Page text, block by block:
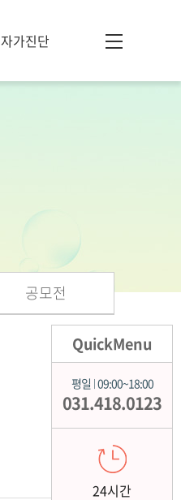
자가진단
공모전
QuickMenu
평일 | 09:00~18:00
031.418.0123
24시간